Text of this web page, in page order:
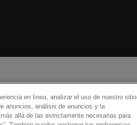
en línea, analizar el uso de nuestro sitio
anuncios, análisis de anuncios y la
allá de las estrictamente necesarias para